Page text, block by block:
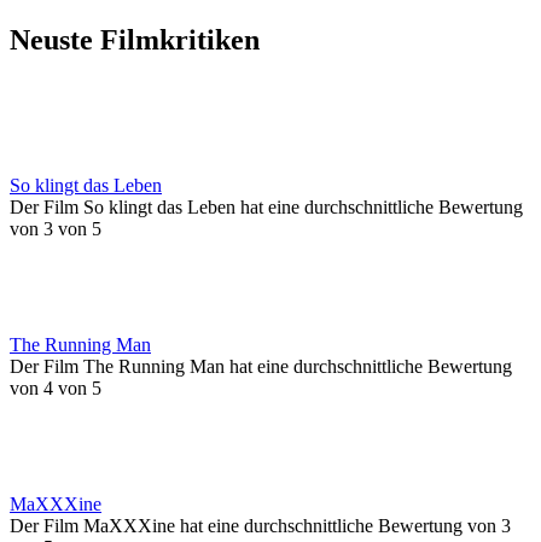
Neuste Filmkritiken
So klingt das Leben
Der Film So klingt das Leben hat eine durchschnittliche Bewertung
von 3 von 5
The Running Man
Der Film The Running Man hat eine durchschnittliche Bewertung
von 4 von 5
MaXXXine
Der Film MaXXXine hat eine durchschnittliche Bewertung von 3